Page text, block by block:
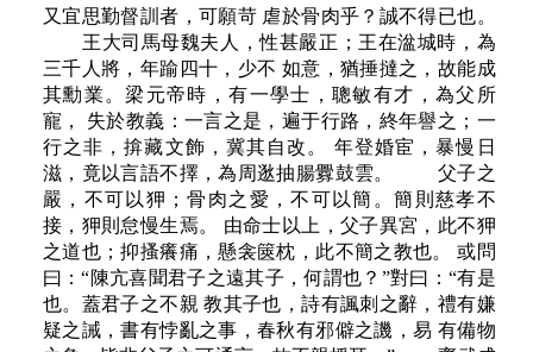
又宜思勤督訓者，可願苛 虐於骨肉乎？誠不得已也。
王大司馬母魏夫人，性甚嚴正；王在湓城時，為
三千人將，年踰四十，少不 如意，猶捶撻之，故能成
其勳業。梁元帝時，有一學士，聰敏有才，為父所
寵， 失於教義：一言之是，遍于行路，終年譽之；一
行之非，揜藏文飾，冀其自改。 年登婚宦，暴慢日
滋，竟以言語不擇，為周逖抽腸釁鼓雲。 父子之
嚴，不可以狎；骨肉之愛，不可以簡。簡則慈孝不
接，狎則怠慢生焉。 由命士以上，父子異宮，此不狎
之道也；抑搔癢痛，懸衾篋枕，此不簡之教也。 或問
曰：“陳亢喜聞君子之遠其子，何謂也？”對曰：“有是
也。蓋君子之不親 教其子也，詩有諷刺之辭，禮有嫌
疑之誡，書有悖亂之事，春秋有邪僻之譏，易 有備物